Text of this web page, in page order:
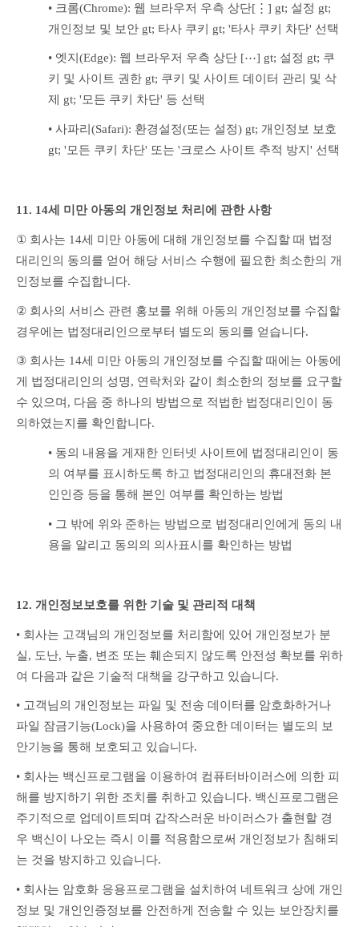
• 크롬(Chrome): 웹 브라우저 우측 상단[⋮] gt; 설정 gt;
개인정보 및 보안 gt; 타사 쿠키 gt; '타사 쿠키 차단' 선택
• 엣지(Edge): 웹 브라우저 우측 상단 [⋯] gt; 설정 gt; 쿠
키 및 사이트 권한 gt; 쿠키 및 사이트 데이터 관리 및 삭
제 gt; '모든 쿠키 차단' 등 선택
• 사파리(Safari): 환경설정(또는 설정) gt; 개인정보 보호
gt; '모든 쿠키 차단' 또는 '크로스 사이트 추적 방지' 선택
11. 14세 미만 아동의 개인정보 처리에 관한 사항
① 회사는 14세 미만 아동에 대해 개인정보를 수집할 때 법정
대리인의 동의를 얻어 해당 서비스 수행에 필요한 최소한의 개
인정보를 수집합니다.
② 회사의 서비스 관련 홍보를 위해 아동의 개인정보를 수집할
경우에는 법정대리인으로부터 별도의 동의를 얻습니다.
③ 회사는 14세 미만 아동의 개인정보를 수집할 때에는 아동에
게 법정대리인의 성명, 연락처와 같이 최소한의 정보를 요구할
수 있으며, 다음 중 하나의 방법으로 적법한 법정대리인이 동
의하였는지를 확인합니다.
• 동의 내용을 게재한 인터넷 사이트에 법정대리인이 동
의 여부를 표시하도록 하고 법정대리인의 휴대전화 본
인인증 등을 통해 본인 여부를 확인하는 방법
• 그 밖에 위와 준하는 방법으로 법정대리인에게 동의 내
용을 알리고 동의의 의사표시를 확인하는 방법
12. 개인정보보호를 위한 기술 및 관리적 대책
• 회사는 고객님의 개인정보를 처리함에 있어 개인정보가 분
실, 도난, 누출, 변조 또는 훼손되지 않도록 안전성 확보를 위하
여 다음과 같은 기술적 대책을 강구하고 있습니다.
• 고객님의 개인정보는 파일 및 전송 데이터를 암호화하거나
파일 잠금기능(Lock)을 사용하여 중요한 데이터는 별도의 보
안기능을 통해 보호되고 있습니다.
• 회사는 백신프로그램을 이용하여 컴퓨터바이러스에 의한 피
해를 방지하기 위한 조치를 취하고 있습니다. 백신프로그램은
주기적으로 업데이트되며 갑작스러운 바이러스가 출현할 경
우 백신이 나오는 즉시 이를 적용함으로써 개인정보가 침해되
는 것을 방지하고 있습니다.
• 회사는 암호화 응용프로그램을 설치하여 네트워크 상에 개인
정보 및 개인인증정보를 안전하게 전송할 수 있는 보안장치를